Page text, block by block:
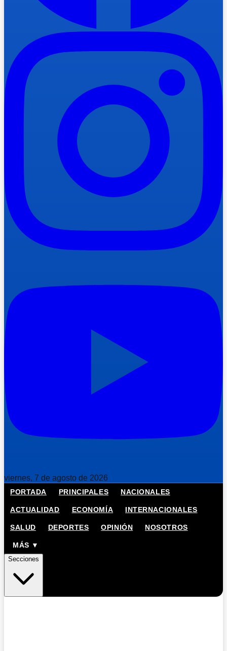
viernes, 7 de agosto de 2026
PORTADA PRINCIPALES NACIONALES
ACTUALIDAD ECONOMÍA INTERNACIONALES
SALUD DEPORTES OPINIÓN NOSOTROS
MÁS ▼
Secciones